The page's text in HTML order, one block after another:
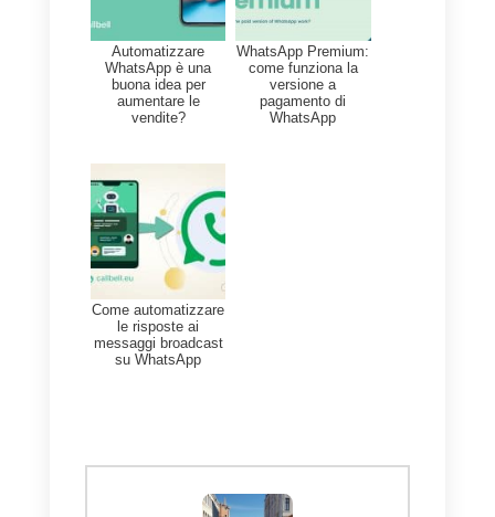
4) Creazione tag: avrai modo di
applicare dei tag agli utenti per
poterli identificare con maggior
tipologia di richiesta;
5) Backup storico chat
consentirà di salvare tutti gli
delle conversazioni, ed avere a